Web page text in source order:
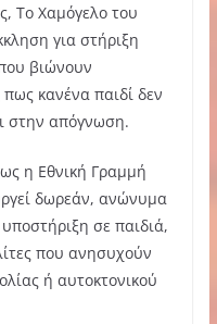
Το Χαμόγελο του
για στήριξη
βιώνουν
κανένα παιδί δεν
στην απόγνωση.
η Εθνική Γραμμή
δωρεάν, ανώνυμα
σε παιδιά,
που ανησυχούν
ή αυτοκτονικού